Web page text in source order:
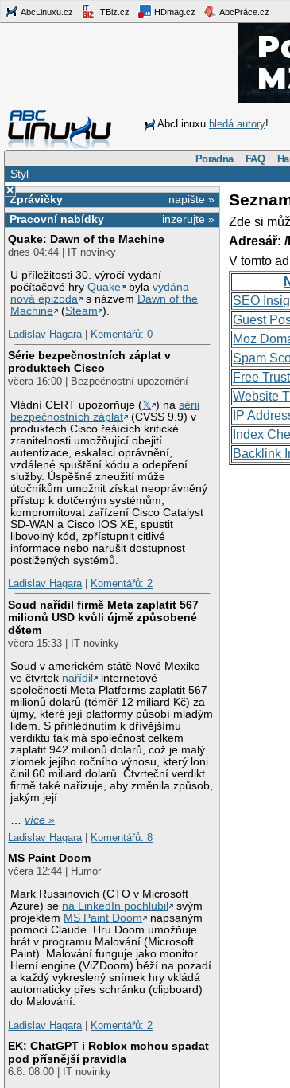
AbcLinuxu.cz ITBiz.cz HDmag.cz AbcPráce.cz
AbcLinuxu hledá autory!
Poradna FAQ
Styl
×
napište »
Zprávičky
inzerujte »
Pracovní nabídky
Quake: Dawn of the Machine
dnes 04:44 | IT novinky
U příležitosti 30. výročí vydání
počítačové hryQuake bylavydána
nová epizoda
s názvem Dawn of the
Machine
(Steam ).
Ladislav Hagara| Komentářů: 0
Série bezpečnostních záplat v
produktech Cisco
včera 16:00 | Bezpečnostní upozornění
Vládní CERT upozorňuje (𝕏 ) nasérii
bezpečnostních záplat
(CVSS 9.9) v
produktech Cisco řešících kritické
zranitelnosti umožňující obejití
autentizace, eskalaci oprávnění,
vzdálené spuštění kódu a odepření
služby. Úspěšné zneužití může
útočníkům umožnit získat neoprávněný
přístup k dotčeným systémům,
kompromitovat zařízení Cisco Catalyst
SD-WAN a Cisco IOS XE, spustit
libovolný kód, zpřístupnit citlivé
informace nebo narušit dostupnost
postižených systémů.
Ladislav Hagara| Komentářů: 2
Soud nařídil firmě Meta zaplatit 567
milionů USD kvůli újmě způsobené
dětem
včera 15:33 | IT novinky
Soud v americkém státě Nové Mexiko
ve čtvrtek nařídil
internetové
společnosti Meta Platforms zaplatit 567
milionů dolarů (téměř 12 miliard Kč) za
újmy, které její platformy působí mladým
lidem. S přihlédnutím k dřívějšímu
verdiktu tak má společnost celkem
zaplatit 942 milionů dolarů, což je malý
zlomek jejího ročního výnosu, který loni
činil 60 miliard dolarů. Čtvrteční verdikt
firmě také nařizuje, aby změnila způsob,
jakým její
…více »
Ladislav Hagara
Komentářů: 8
MS Paint Doom
včera 12:44 | Humor
Mark Russinovich (CTO v Microsoft
Azure) se na LinkedIn pochlubil
svým
projektem MS Paint Doom
napsaným
pomocí Claude. Hru Doom umožňuje
hrát v programu Malování (Microsoft
Paint). Malování funguje jako monitor.
Herní engine (ViZDoom) běží na pozadí
a každý vykreslený snímek hry vkládá
automaticky přes schránku (clipboard)
do Malování.
Ladislav Hagara
Komentářů: 2
EK: ChatGPT i Roblox mohou spadat
pod přísnější pravidla
6.8. 08:00 | IT novinky
Zde si
Adresář:
V tomto
SEO
Guest
Moz
Spam
Free
Website
IP
Index
Backlink